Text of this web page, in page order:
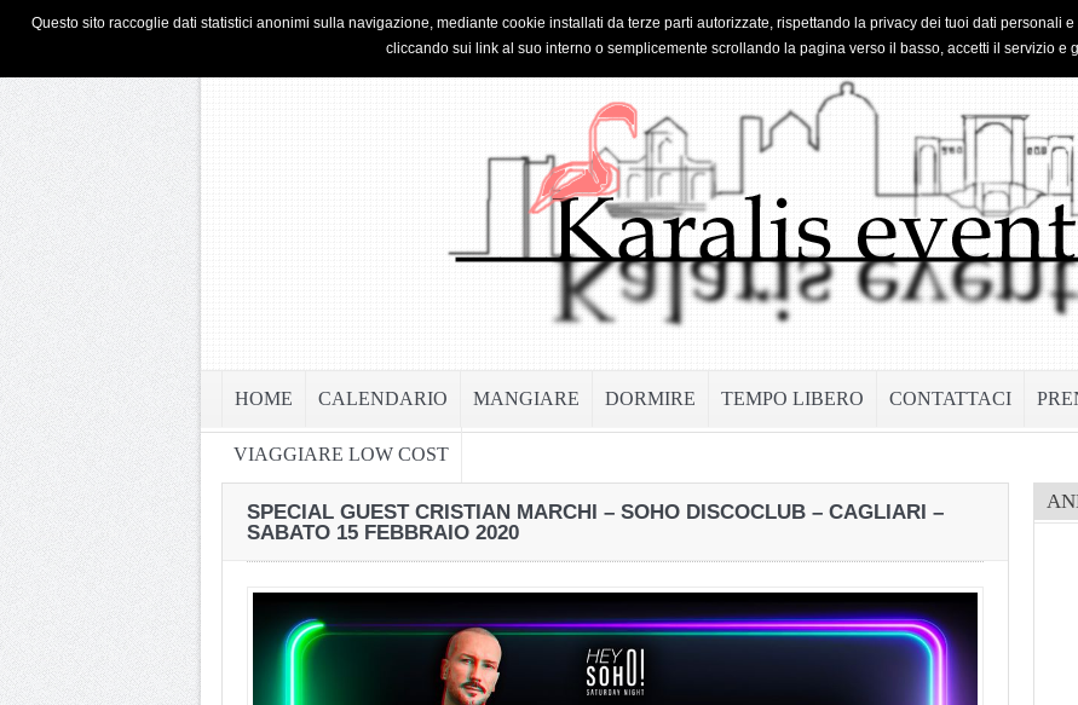
HOME PRIVACY & COOKIE POLICY
HOME CALENDARIO MANGIARE DORMIRE TEMPO LIBERO CONTATTACI
VIAGGIARE LOW COST
SPECIAL GUEST CRISTIAN MARCHI – SOHO DISCOCLUB – CAGLIARI –
SABATO 15 FEBBRAIO 2020
Questo sito raccoglie dati statistici anonimi sulla navigazione, mediante cookie installati da terze parti autorizzate, rispettando la privacy dei tuoi dati
cliccando sui link al suo interno o semplicemente scrollando la pagina verso il basso, accetti il servizio e